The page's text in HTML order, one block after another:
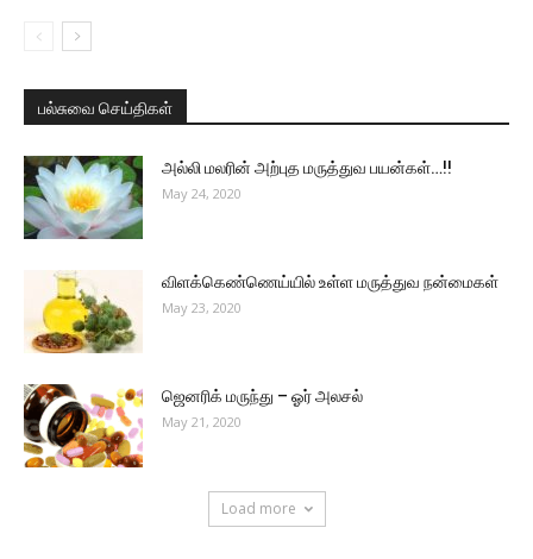
பல்சுவை செய்திகள்
அல்லி மலரின் அற்புத மருத்துவ பயன்கள்…!!
May 24, 2020
விளக்கெண்ணெய்யில் உள்ள மருத்துவ நன்மைகள்
May 23, 2020
ஜெனரிக் மருந்து – ஓர் அலசல்
May 21, 2020
Load more